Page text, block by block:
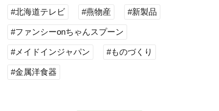
#北海道テレビ #燕物産 #新製品
#ファンシーonちゃんスプーン
#メイドインジャパン #ものづくり
#金属洋食器